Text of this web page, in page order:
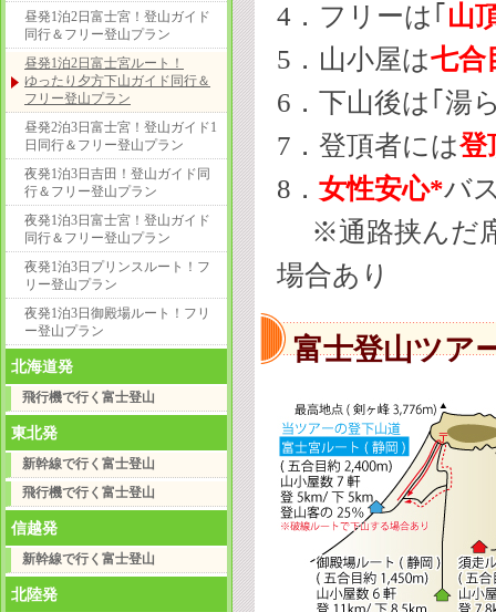
昼発1泊2日富士宮！登山ガイド
同行＆フリー登山プラン
昼発1泊2日富士宮ルート！
ゆったり夕方下山ガイド同行＆
フリー登山プラン
昼発2泊3日富士宮！登山ガイド1
日同行＆フリー登山プラン
夜発1泊3日吉田！登山ガイド同
行＆フリー登山プラン
夜発1泊3日富士宮！登山ガイド
同行＆フリー登山プラン
夜発1泊3日プリンスルート！フ
リー登山プラン
夜発1泊3日御殿場ルート！フリ
ー登山プラン
北海道発
飛行機で行く富士登山
東北発
新幹線で行く富士登山
飛行機で行く富士登山
信越発
新幹線で行く富士登山
北陸発
4．フリーは｢ 山
5．山小屋は七合
6．下山後は｢湯
7． 登頂者には登
8． 女性安心*バ
※通路挟んだ席
場合あり
富士登山ツア